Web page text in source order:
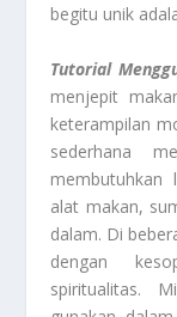
begitu unik
Tutorial
menjepit
keterampilan
sederhana
membutuhkan
alat makan,
dalam. Di
dengan
spiritualitas.